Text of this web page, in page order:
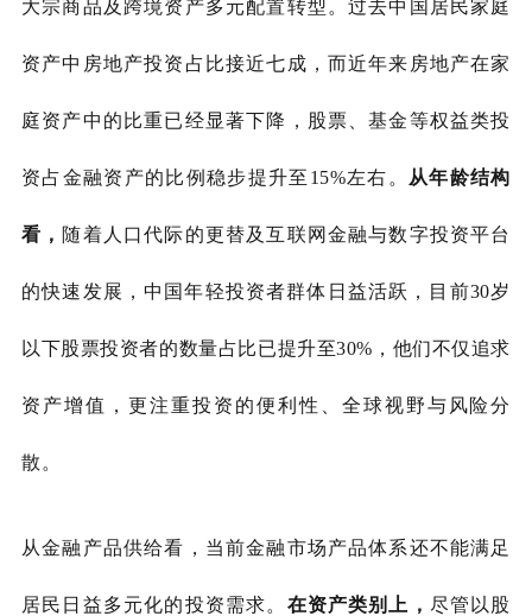
大宗商品及跨境资产多元配置转型。过去中国居民家庭
资产中房地产投资占比接近七成，而近年来房地产在家
庭资产中的比重已经显著下降，股票、基金等权益类投
资占金融资产的比例稳步提升至 15%左右。 从年龄结构
看， 随着人口代际的更替及互联网金融与数字投资平台
的快速发展，中国年轻投资者群体日益活跃，目前30岁
以下股票投资者的数量占比已提升至30%，他们不仅追求
资产增值，更注重投资的便利性、全球视野与风险分
散。
从金融产品供给看，当前金融市场产品体系还不能满足
居民日益多元化的投资需求。 在资产类别上， 尽管以股